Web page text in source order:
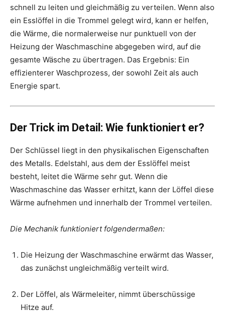
schnell zu leiten und gleichmäßig zu verteilen. Wenn also
ein Esslöffel in die Trommel gelegt wird, kann er helfen,
die Wärme, die normalerweise nur punktuell von der
Heizung der Waschmaschine abgegeben wird, auf die
gesamte Wäsche zu übertragen. Das Ergebnis: Ein
effizienterer Waschprozess, der sowohl Zeit als auch
Energie spart.
Der Trick im Detail: Wie funktioniert er?
Der Schlüssel liegt in den physikalischen Eigenschaften
des Metalls. Edelstahl, aus dem der Esslöffel meist
besteht, leitet die Wärme sehr gut. Wenn die
Waschmaschine das Wasser erhitzt, kann der Löffel diese
Wärme aufnehmen und innerhalb der Trommel verteilen.
Die Mechanik funktioniert folgendermaßen:
Die Heizung der Waschmaschine erwärmt das Wasser,
das zunächst ungleichmäßig verteilt wird.
Der Löffel, als Wärmeleiter, nimmt überschüssige
Hitze auf.